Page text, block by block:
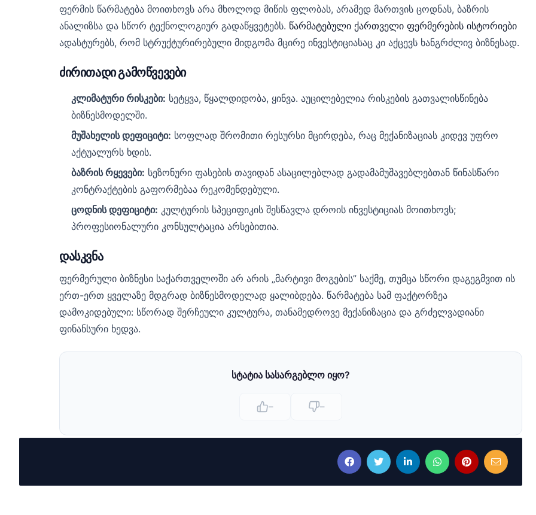
ფერმის წარმატება მოითხოვს არა მხოლოდ მიწის ფლობას, არამედ მართვის ცოდნას, ბაზრის
ანალიზსა და სწორ ტექნოლოგიურ გადაწყვეტებს. წარმატებული ქართველი ფერმერების ისტორიები
ადასტურებს, რომ სტრუქტურირებული მიდგომა მცირე ინვესტიციასაც კი აქცევს ხანგრძლივ ბიზნესად.
ძირითადი გამოწვევები
კლიმატური რისკები: სეტყვა, წყალდიდობა, ყინვა. აუცილებელია რისკების გათვალისწინება
ბიზნესმოდელში.
მუშახელის დეფიციტი: სოფლად შრომითი რესურსი მცირდება, რაც მექანიზაციას კიდევ უფრო
აქტუალურს ხდის.
ბაზრის რყევები: სეზონური ფასების თავიდან ასაცილებლად გადამამუშავებლებთან წინასწარი
კონტრაქტების გაფორმებაა რეკომენდებული.
ცოდნის დეფიციტი: კულტურის სპეციფიკის შესწავლა დროის ინვესტიციას მოითხოვს;
პროფესიონალური კონსულტაცია არსებითია.
დასკვნა
ფერმერული ბიზნესი საქართველოში არ არის „მარტივი მოგების” საქმე, თუმცა სწორი დაგეგმვით ის
ერთ-ერთ ყველაზე მდგრად ბიზნესმოდელად ყალიბდება. წარმატება სამ ფაქტორზეა
დამოკიდებული: სწორად შერჩეული კულტურა, თანამედროვე მექანიზაცია და გრძელვადიანი
ფინანსური ხედვა.
სტატია სასარგებლო იყო?
– –